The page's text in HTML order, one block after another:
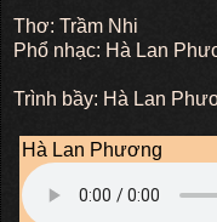
Thơ: Trầm Nhi
Phổ nhạc: Hà Lan
Trình bầy: Hà Lan
Hà Lan Phương